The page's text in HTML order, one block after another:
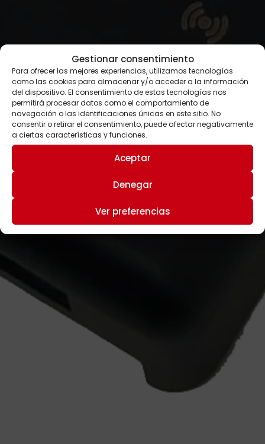
Gestionar consentimiento
Para ofrecer las mejores experiencias, utilizamos tecnologías
como las cookies para almacenar y/o acceder a la información
del dispositivo. El consentimiento de estas tecnologías nos
permitirá procesar datos como el comportamiento de
navegación o las identificaciones únicas en este sitio. No
consentir o retirar el consentimiento, puede afectar negativamente
a ciertas características y funciones.
Aceptar
Denegar
Ver preferencias